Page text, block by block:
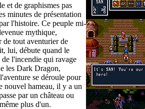
et de graphismes pas
minutes de présentation
l'histoire. Ce peuple mi-
mythique,
de tout aventurier de
lui, débute quand le
l'incendie qui ravage
les Dark Dragon,
se déroule pour
nouvel hameau, il y a un
par un château ou
plus d'un.